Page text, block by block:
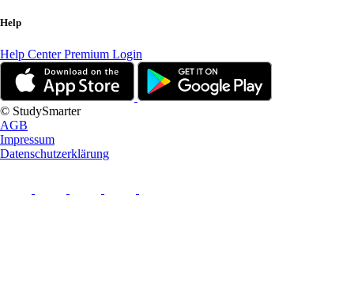
Help
Help CenterPremium Login
© StudySmarter
AGB
Impressum
Datenschutzerklärung